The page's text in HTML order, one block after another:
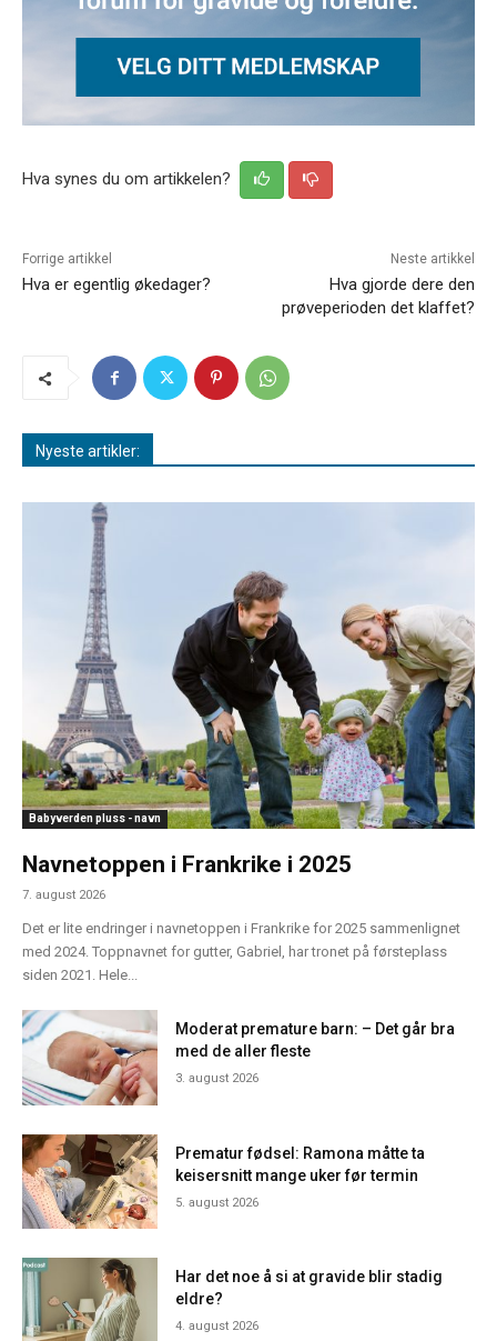
Hva synes du om artikkelen?
Forrige artikkel
Hva er egentlig økedager?
Neste artikkel
Hva gjorde dere den
prøveperioden det klaffet?
Nyeste artikler:
Babyverden pluss - navn
Navnetoppen i Frankrike i 2025
7. august 2026
Det er lite endringer i navnetoppen i Frankrike for 2025 sammenlignet
med 2024. Toppnavnet for gutter, Gabriel, har tronet på førsteplass
siden 2021. Hele...
Moderat premature barn: – Det går bra
med de aller fleste
3. august 2026
Prematur fødsel: Ramona måtte ta
keisersnitt mange uker før termin
5. august 2026
Har det noe å si at gravide blir stadig
eldre?
4. august 2026